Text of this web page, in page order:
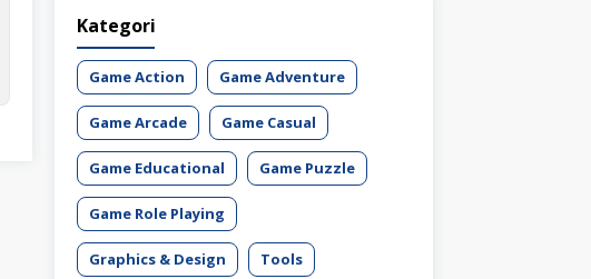
Kategori
Game Action Game Adventure
Game Arcade Game Casual
Game Educational Game Puzzle
Game Role Playing
Graphics & Design Tools